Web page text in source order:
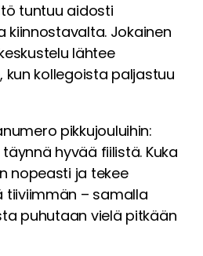
tuntuu aidosti
kiinnostavalta. Jokainen
lähtee
kun kollegoista paljastuu
pikkujouluihin:
hyvää fiilistä. Kuka
nopeasti ja tekee
tiiviimmän – samalla
puhutaan vielä pitkään